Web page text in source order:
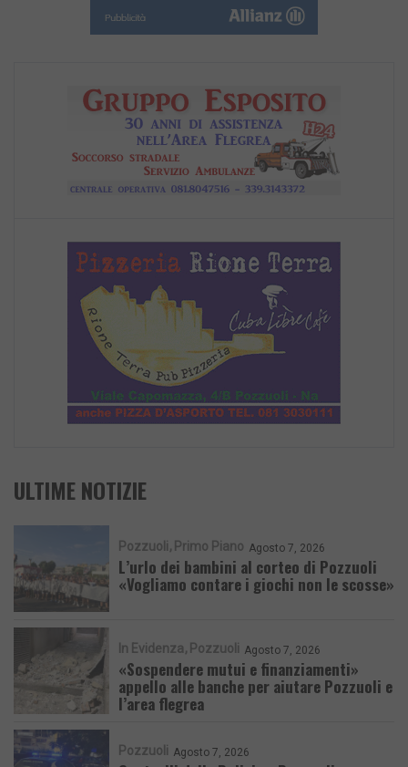
ULTIME NOTIZIE
Pozzuoli Primo Piano Agosto 7, 2026
L’urlo dei bambini al corteo di Pozzuoli
«Vogliamo contare i giochi non le scosse»
In Evidenza Pozzuoli Agosto 7, 2026
«Sospendere mutui e finanziamenti»
appello alle banche per aiutare Pozzuoli e
l’area flegrea
Pozzuoli Agosto 7, 2026